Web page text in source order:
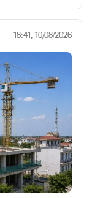
18:41, 10/08/2026